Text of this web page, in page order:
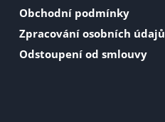
Obchodní podmínky
Zpracování osobních údajů
Odstoupení od smlouvy